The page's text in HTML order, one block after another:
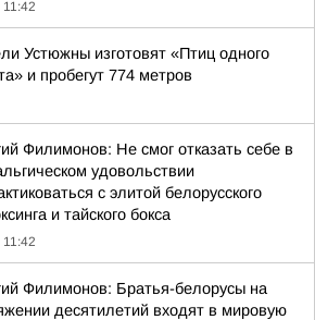
11:42
Устюжны изготовят «Птиц одного
и пробегут 774 метров
Филимонов: Не смог отказать себе в
удовольствии
с элитой белорусского
и тайского бокса
11:42
Филимонов: Братья-белорусы на
десятилетий входят в мировую